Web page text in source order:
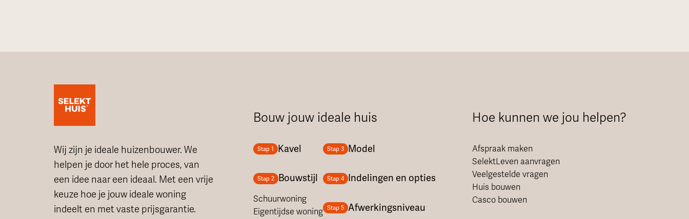
Wij zijn je ideale huizenbouwer. We
helpen je door het hele proces, van
een idee naar een ideaal. Met een vrije
keuze hoe je jouw ideale woning
indeelt en met vaste prijsgarantie.
Bouw jouw ideale huis
Stap 1 Kavel
Stap 2 Bouwstijl
Schuurwoning
Eigentijdse woning
Stap 3 Model
Stap 4 Indelingen en opties
Stap 5 Afwerkingsniveau
Hoe kunnen we jou helpen?
Afspraak maken
SelektLeven aanvragen
Veelgestelde vragen
Huis bouwen
Casco bouwen